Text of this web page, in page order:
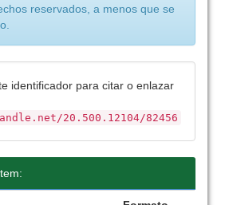
reservados, a menos que se
identificador para citar o enlazar
20.500.12104/82456